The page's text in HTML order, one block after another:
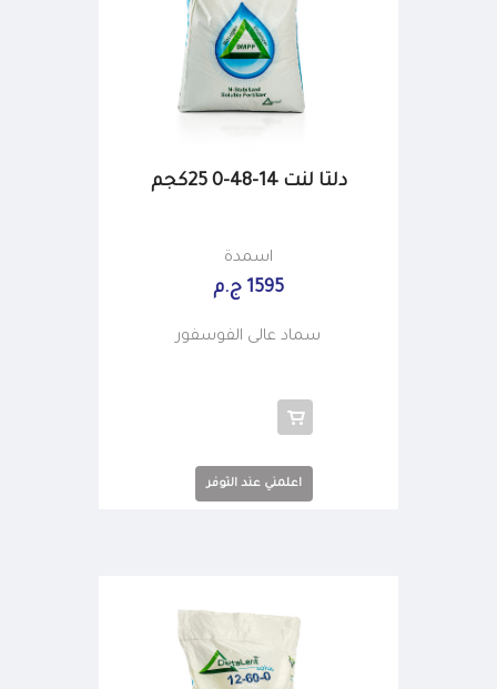
دلتا لنت 14-48-0 25كجم
اسمدة
1595 ج.م
سماد عالى الفوسفور
اعلمني عند التوفر